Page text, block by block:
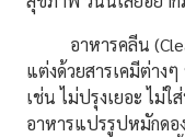
อาหารคลีน
แต่งด้วยสารเคมีต่าง
เช่น ไม่ปรุงเยอะ ไม่ใ
อาหารแปรรูปหมักดอ